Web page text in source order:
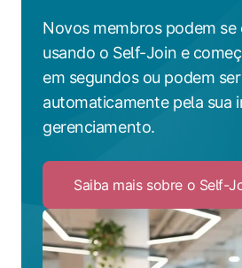
Novos membros podem se
usando o Self-Join e
em segundos ou podem
automaticamente pela sua
gerenciamento.
Saiba mais sobre o Self-